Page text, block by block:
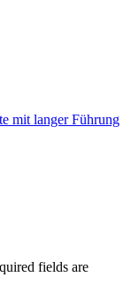
mit langer Führung
fields are